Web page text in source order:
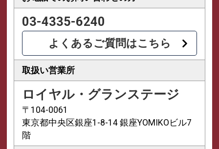
03-4335-6240
よくあるご質問はこちら
取扱い営業所
ロイヤル・グランステージ
〒104-0061
東京都中央区銀座1-8-14 銀座YOMIKOビル7
階